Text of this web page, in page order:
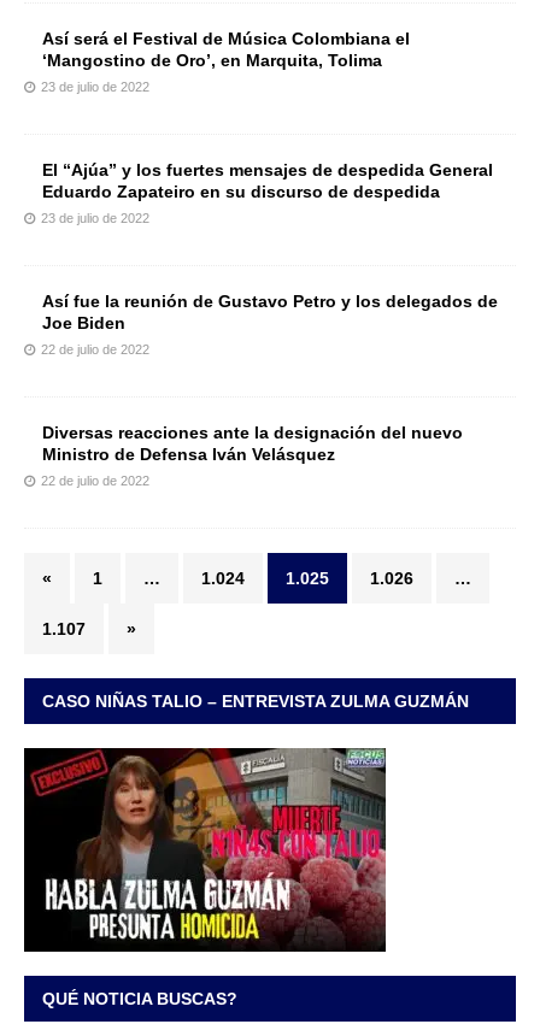
Así será el Festival de Música Colombiana el
‘Mangostino de Oro’, en Marquita, Tolima
23 de julio de 2022
El “Ajúa” y los fuertes mensajes de despedida General
Eduardo Zapateiro en su discurso de despedida
23 de julio de 2022
Así fue la reunión de Gustavo Petro y los delegados de
Joe Biden
22 de julio de 2022
Diversas reacciones ante la designación del nuevo
Ministro de Defensa Iván Velásquez
22 de julio de 2022
« 1 … 1.024 1.025 1.026 …
1.107 »
CASO NIÑAS TALIO – ENTREVISTA ZULMA GUZMÁN
QUÉ NOTICIA BUSCAS?